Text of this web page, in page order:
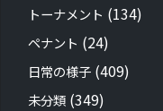
トーナメント (134)
ペナント (24)
日常の様子 (409)
未分類 (349)